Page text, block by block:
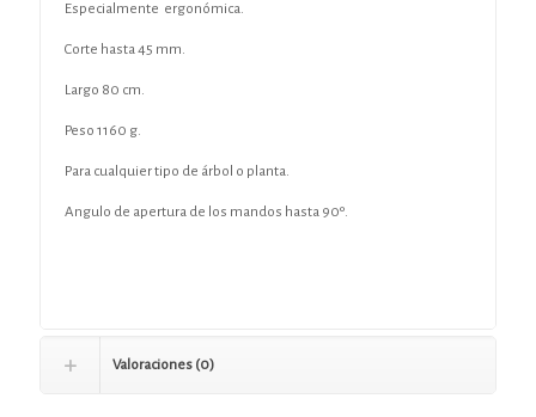
Especialmente ergonómica.
Corte hasta 45 mm.
Largo 80 cm.
Peso 1160 g.
Para cualquier tipo de árbol o planta.
Angulo de apertura de los mandos hasta 90º.
Valoraciones (0)